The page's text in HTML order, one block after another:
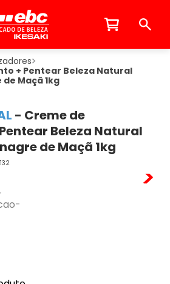
+ Pentear Beleza Natural
Maçã 1kg
- Creme de
Beleza Natural
de Maçã 1kg